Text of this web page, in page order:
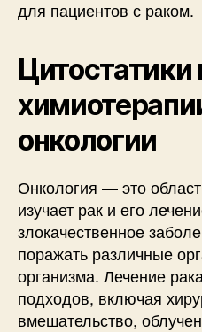
для пациентов с раком.
Цитостатики
онкологии
Онкология — это
изучает рак и его
злокачественное
поражать различные
организма. Лечение
подходов, включая
вмешательство,